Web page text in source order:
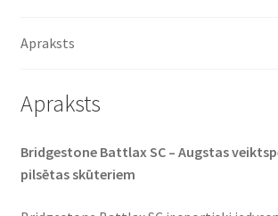
Apraksts
Apraksts
Bridgestone Battlax SC – Augstas
pilsētas skūteriem​